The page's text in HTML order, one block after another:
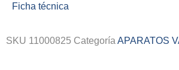
Ficha técnica
SKU 11000825 Categoría APARATOS